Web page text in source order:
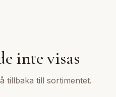
inte visas
tillbaka till sortimentet.